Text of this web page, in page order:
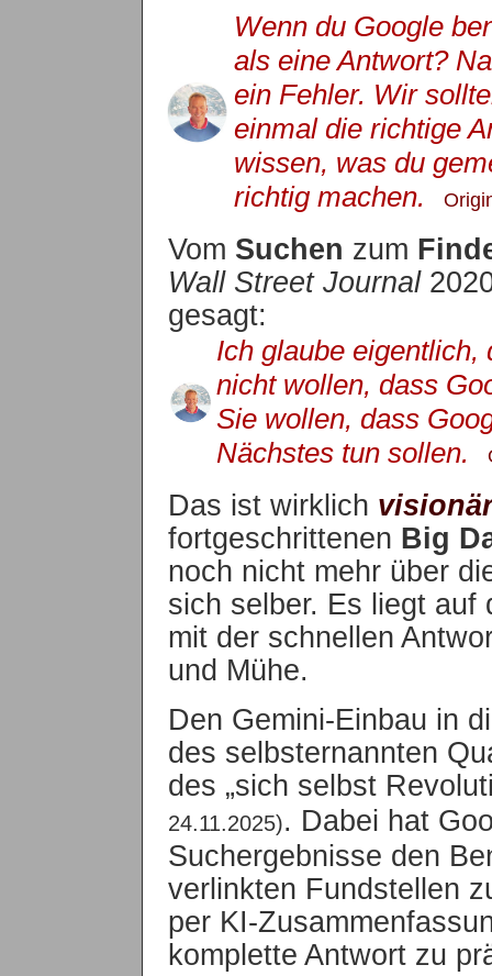
Wenn du Google
als eine Antwort?
ein Fehler. Wir
einmal die richtige
wissen, was du
richtig machen.
Vom Suchen zum
Wall Street Journal
gesagt:
Ich glaube
nicht wollen, dass
Sie wollen, dass
Nächstes tun sollen.
Das ist wirklich
fortgeschrittenen Big
noch nicht mehr über
sich selber. Es liegt auf
mit der schnellen
und Mühe.
Den Gemini-Einbau in
des selbsternannten
des „sich selbst
24.11.2025). Dabei hat
Suchergebnisse den
verlinkten Fundstellen
per KI-
komplette Antwort zu